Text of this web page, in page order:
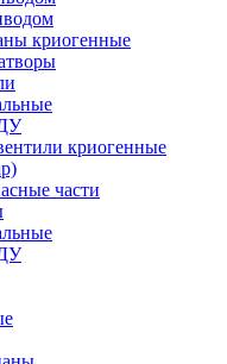
криогенные
криогенные
части